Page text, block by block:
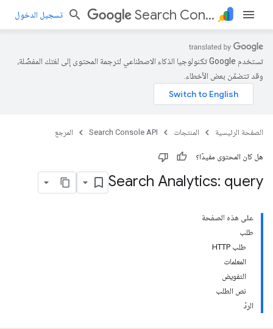
Search Console API تسجيل الدخول
تستخدم Google تكنولوجيا الذكاء الاصطناعي لترجمة المحتوى إلى لغتك المفضّلة،
وقد تتضمّن بعض الأخطاء.
الصفحة الرئيسية المنتجات Search Console API المرجع
هل كان المحتوى مفيدًا؟
Search Analytics: query
على هذه الصفحة
طلب
طلب HTTP
المعلمات
التفويض
نص الطلب
الردّ